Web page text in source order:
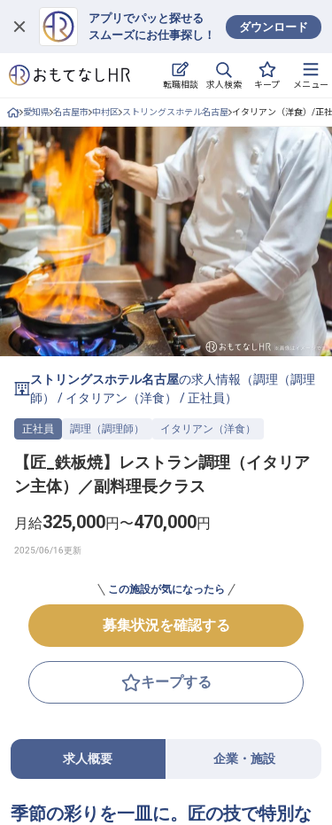
アプリでパッと探せる
スムーズにお仕事探し！
ダウンロード
転職相談 求人検索 キープ メニュー
ログイン
求人・施設を探す
キープした求人
就職・転職 合同説明会
おもてなしHRについて
ご利用の流れ
よくある質問
ホテル・宿泊業界情報コラム
無料 転職サポートに申し込む
採用をお考えの企業様へ
愛知県 名古屋市 中村区 ストリングスホテル名古屋 イタリアン（洋食）/正社
ストリングスホテル名古屋の求人情報（調理（調理
師）
/ イタリアン（洋食） /正社員 ）
正社員 調理（調理師） イタリアン（洋食）
【匠_鉄板焼】レストラン調理（イタリア
ン主体）／副料理長クラス
月給325,000円〜470,000円
この施設が気になったら
募集状況を確認する
キープする
求人概要 企業・施設
季節の彩りを一皿に。匠の技で特別な